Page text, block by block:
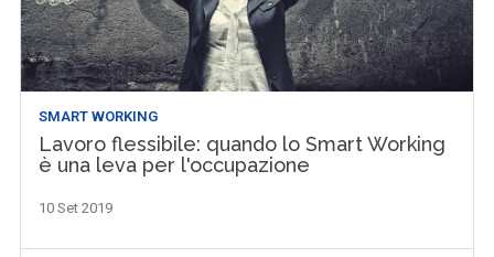
SMART WORKING
Lavoro flessibile: quando lo Smart Working
è una leva per l'occupazione
10 Set 2019